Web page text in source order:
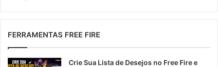
FERRAMENTAS FREE FIRE
Crie Sua Lista de Desejos no Free Fire e